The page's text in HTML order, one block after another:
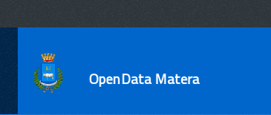
OpenData Matera